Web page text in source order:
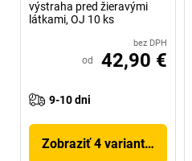
výstraha pred žieravými
látkami, OJ 10 ks
bez DPH
od 42,90 €
9-10 dni
Zobraziť 4 variantov